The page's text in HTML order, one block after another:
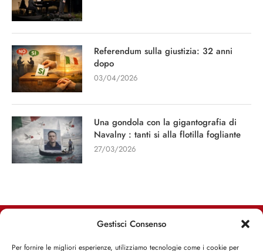
Gestisci Consenso
Per fornire le migliori esperienze, utilizziamo tecnologie come i cookie per
Referendum sulla giustizia: 32 anni
dopo
03/04/2026
Una gondola con la gigantografia di
Navalny : tanti si alla flotilla fogliante
27/03/2026